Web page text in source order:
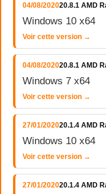
04/08/202020.8.1 AMD
Windows 10 x64
Voir cette version →
04/08/202020.8.1 AMD
Windows 7 x64
Voir cette version →
27/01/202020.1.4 AMD
Windows 10 x64
Voir cette version →
27/01/202020.1.4 AMD